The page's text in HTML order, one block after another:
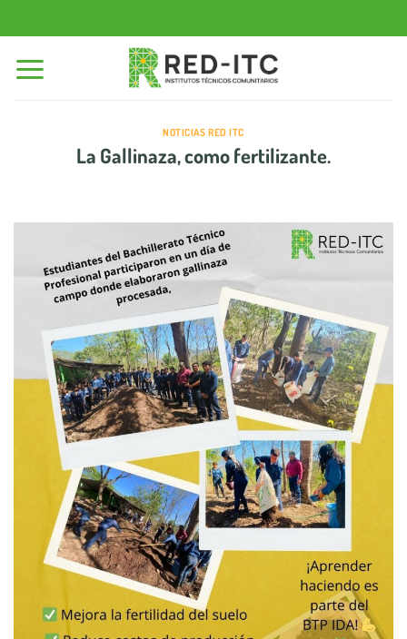
al
contenido
NOTICIAS RED ITC
La Gallinaza, como fertilizante.